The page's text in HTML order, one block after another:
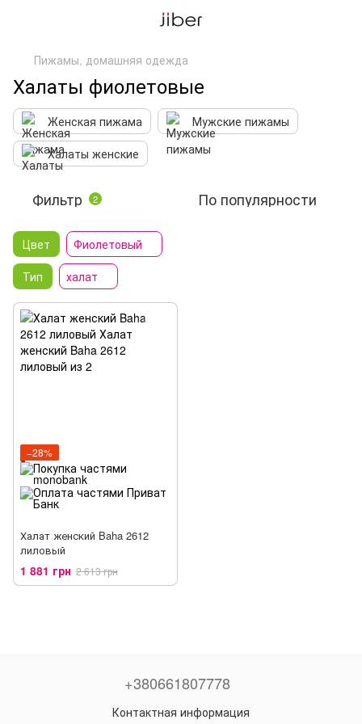
Пижамы, домашняя одежда
Халаты фиолетовые
Женская пижама
Мужские пижамы
Халаты женские
Фильтр 2 По популярности
Цвет
Фиолетовый
Тип
халат
−28%
Халат женский Baha 2612
лиловый
1 881 грн 2 613 грн
+380661807778
Контактная информация